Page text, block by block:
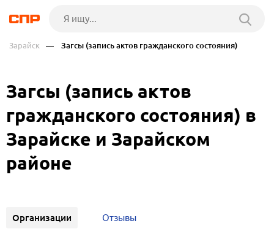
Зарайск — Загсы (запись актов гражданского состояния)
Загсы (запись актов
гражданского состояния) в
Зарайске и Зарайском
районе
Организации Отзывы